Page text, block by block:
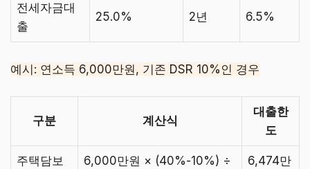
전세자금대
출
25.0% 2년 6.5%
예시: 연소득 6,000만원, 기존 DSR 10%인 경우
구분 계산식
대출한
도
주택담보
6,000만원 × (40%-10%) ÷
6,474만